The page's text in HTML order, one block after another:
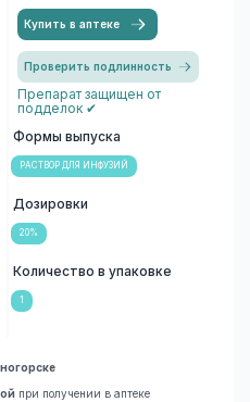
Купить в аптеке
Проверить подлинность
Препарат защищен от
подделок ✔
Формы выпуска
РАСТВОР ДЛЯ ИНФУЗИЙ
Дозировки
20%
Количество в упаковке
1
при получении в аптеке